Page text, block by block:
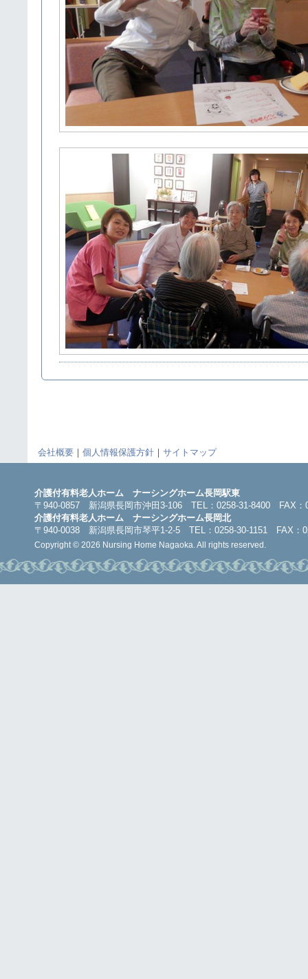
会社概要 ｜ 個人情報保護方針 ｜ サイトマップ
介護付有料老人ホーム ナーシングホーム長岡駅東
〒940-0857 新潟県長岡市沖田3-106 TEL：0258-31-8400 FAX：
介護付有料老人ホーム ナーシングホーム長岡北
〒940-0038 新潟県長岡市琴平1-2-5 TEL：0258-30-1151 FAX：
Copyright © 2026 Nursing Home Nagaoka. All rights reserved.